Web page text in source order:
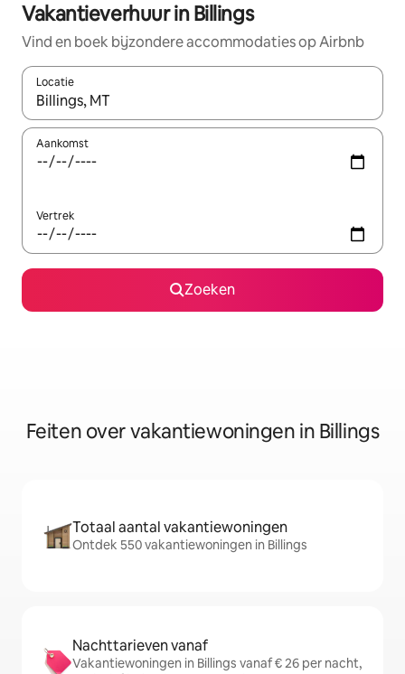
Vakantieverhuur in Billings
Vind en boek bijzondere accommodaties op Airbnb
Locatie
Wanneer er suggesties beschikbaar zijn, maak je een keuze
Aankomst
Vertrek
Zoeken
Feiten over vakantiewoningen in Billings
Totaal aantal vakantiewoningen
Ontdek 550 vakantiewoningen in Billings
Nachttarieven vanaf
Vakantiewoningen in Billings vanaf € 26 per nacht,